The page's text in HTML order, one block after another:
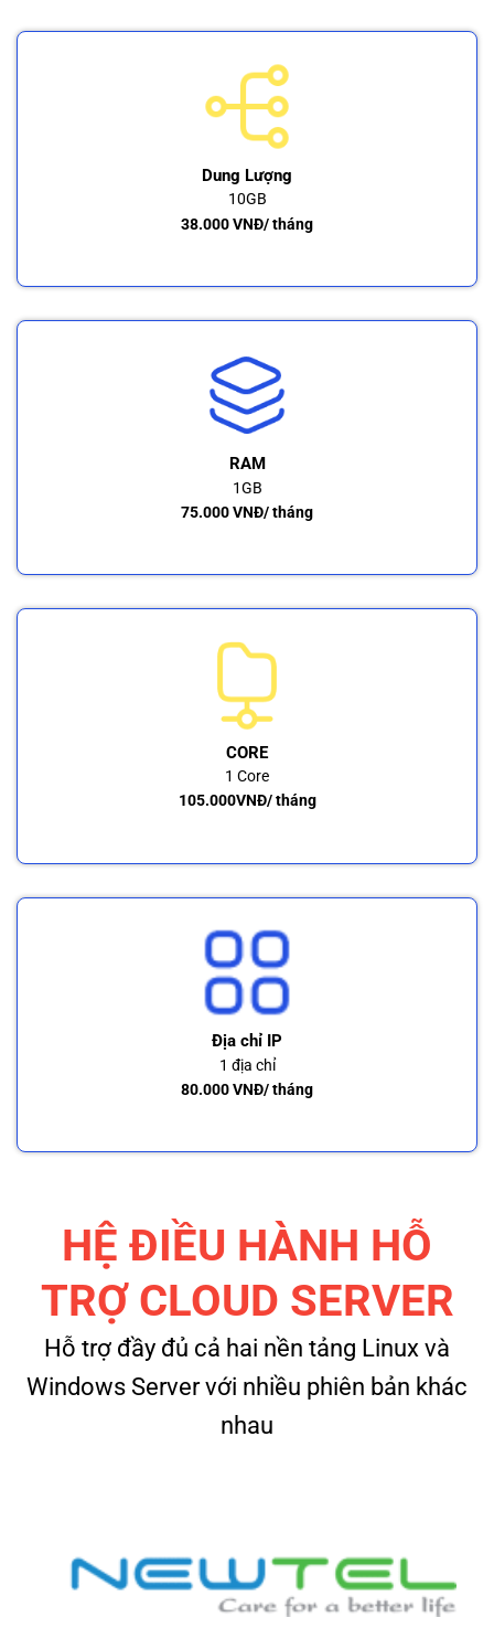
Hoạt Tự
Có Có Có
Có
Dung Lượng
10GB
38.000 VNĐ/ tháng
RAM
1GB
75.000 VNĐ/ tháng
CORE
1 Core
105.000VNĐ/ tháng
Địa chỉ IP
1 địa chỉ
80.000 VNĐ/ tháng
HỆ ĐIỀU HÀNH HỖ
TRỢ CLOUD SERVER
Hỗ trợ đầy đủ cả hai nền tảng Linux và
Windows Server với nhiều phiên bản khác
nhau